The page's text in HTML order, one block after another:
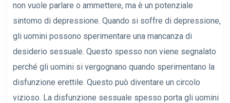
non vuole parlare o ammettere, ma è un potenziale
sintomo di depressione. Quando si soffre di depressione,
gli uomini possono sperimentare una mancanza di
desiderio sessuale. Questo spesso non viene segnalato
perché gli uomini si vergognano quando sperimentano la
disfunzione erettile. Questo può diventare un circolo
vizioso. La disfunzione sessuale spesso porta gli uomini